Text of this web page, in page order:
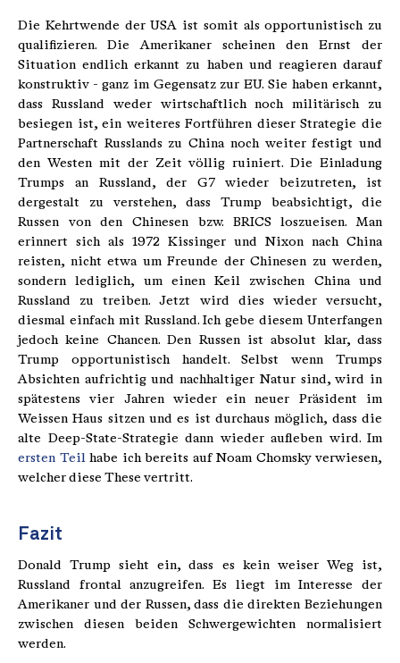
Die Kehrtwende der USA ist somit als opportunistisch zu
qualifizieren. Die Amerikaner scheinen den Ernst der
Situation endlich erkannt zu haben und reagieren darauf
konstruktiv - ganz im Gegensatz zur EU. Sie haben erkannt,
dass Russland weder wirtschaftlich noch militärisch zu
besiegen ist, ein weiteres Fortführen dieser Strategie die
Partnerschaft Russlands zu China noch weiter festigt und
den Westen mit der Zeit völlig ruiniert. Die Einladung
Trumps an Russland, der G7 wieder beizutreten, ist
dergestalt zu verstehen, dass Trump beabsichtigt, die
Russen von den Chinesen bzw. BRICS loszueisen. Man
erinnert sich als 1972 Kissinger und Nixon nach China
reisten, nicht etwa um Freunde der Chinesen zu werden,
sondern lediglich, um einen Keil zwischen China und
Russland zu treiben. Jetzt wird dies wieder versucht,
diesmal einfach mit Russland. Ich gebe diesem Unterfangen
jedoch keine Chancen. Den Russen ist absolut klar, dass
Trump opportunistisch handelt. Selbst wenn Trumps
Absichten aufrichtig und nachhaltiger Natur sind, wird in
spätestens vier Jahren wieder ein neuer Präsident im
Weissen Haus sitzen und es ist durchaus möglich, dass die
alte Deep-State-Strategie dann wieder aufleben wird. Im
ersten Teil habe ich bereits auf Noam Chomsky verwiesen,
welcher diese These vertritt.
Fazit
Donald Trump sieht ein, dass es kein weiser Weg ist,
Russland frontal anzugreifen. Es liegt im Interesse der
Amerikaner und der Russen, dass die direkten Beziehungen
zwischen diesen beiden Schwergewichten normalisiert
werden.